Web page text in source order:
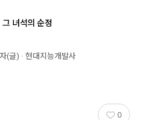
그 녀석의 순정
(글) 현대지능개발사
0